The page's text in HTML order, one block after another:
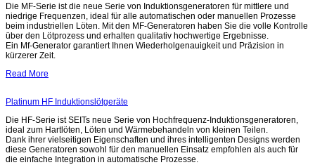
Die MF-Serie ist die neue Serie von Induktionsgeneratoren für mittlere und
niedrige Frequenzen, ideal für alle automatischen oder manuellen Prozesse
beim industriellen Löten. Mit den MF-Generatoren haben Sie die volle Kontrolle
über den Lötprozess und erhalten qualitativ hochwertige Ergebnisse.
Ein Mf-Generator garantiert Ihnen Wiederholgenauigkeit und Präzision in
kürzerer Zeit.
Read More
Platinum HF Induktionslötgeräte
Die HF-Serie ist SEITs neue Serie von Hochfrequenz-Induktionsgeneratoren,
ideal zum Hartlöten, Löten und Wärmebehandeln von kleinen Teilen.
Dank ihrer vielseitigen Eigenschaften und ihres intelligenten Designs werden
diese Generatoren sowohl für den manuellen Einsatz empfohlen als auch für
die einfache Integration in automatische Prozesse.